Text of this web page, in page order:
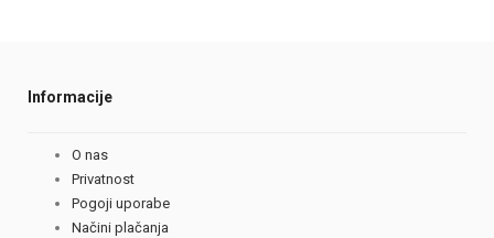
Informacije
O nas
Privatnost
Pogoji uporabe
Načini plačanja